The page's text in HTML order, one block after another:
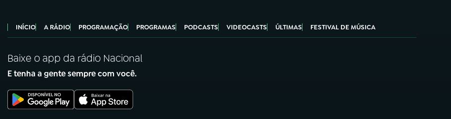
INÍCIO A RÁDIO PROGRAMAÇÃO PROGRAMAS PODCASTS VIDEOCASTS ÚLTIMAS FESTIVAL DE MÚSICA
Baixe o app da rádio Nacional
E tenha a gente sempre com você.